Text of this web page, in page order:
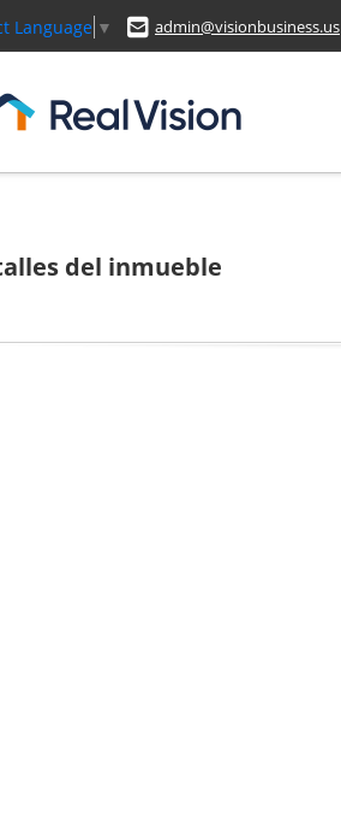
Language ▼ admin@visionbusiness.us
del inmueble